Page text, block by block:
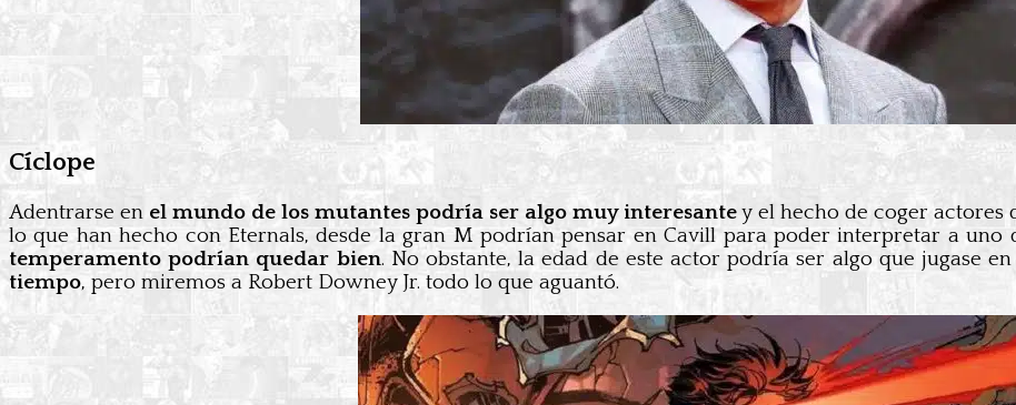
Cíclope
Adentrarse en el mundo de los mutantes podría ser algo muy interesantey el hecho de coger actores
lo que han hecho con Eternals, desde la gran M podrían pensar en Cavill para poder interpretar a uno
temperamento podrían quedar bien. No obstante, la edad de este actor podría ser algo que jugase
tiempo, pero miremos a Robert Downey Jr. todo lo que aguantó.